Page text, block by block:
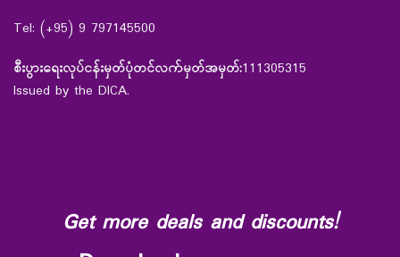
Tel: (+95) 9 797145500
စီးပွားရေးလုပ်ငန်းမှတ်ပုံတင်လက်မှတ်အမှတ်:111305315
Issued by the DICA.
Get more deals and discounts!